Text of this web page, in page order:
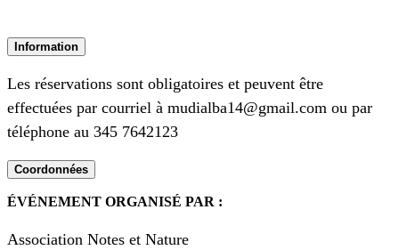
Information
Les réservations sont obligatoires et peuvent être
effectuées par courriel à mudialba14@gmail.com ou par
téléphone au 345 7642123
Coordonnées
ÉVÉNEMENT ORGANISÉ PAR :
Association Notes et Nature